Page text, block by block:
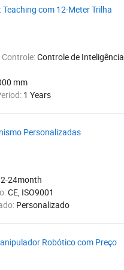
com 12-Meter Trilha
Controle de Inteligência
mm
1 Years
Personalizadas
24month
CE, ISO9001
Personalizado
Robótico com Preço